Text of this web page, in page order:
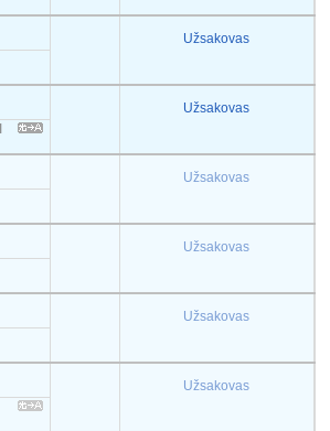
Užsakovas
Užsakovas
Užsakovas
Užsakovas
Užsakovas
Užsakovas